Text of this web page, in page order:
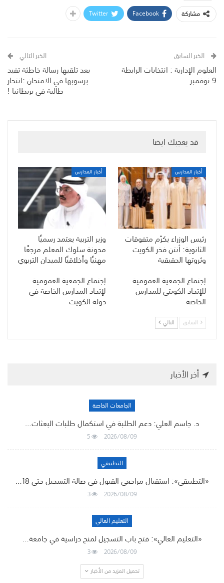
مشاركة
Facebook
Twitter
الخبر السابق
العلوم الإدارية : انتخابات الرابطة
9 نوفمبر
الخبر التالي
بعد تلقيها رسالة خاطئة تفيد
برسوبها في الامتحان :انتحار
طالبة في بريطانيا !
قد يعجبك ايضا
أخبار المدارس
رئيس الوزراء يكرّم متفوقات
الثانوية: أنتن فخر الكويت
وثروتها الحقيقية
أخبار المدارس
وزير التربية يعتمد رسميًا
مدونة سلوك المعلم مرجعًا
مهنيًا وأخلاقيًا للميدان التربوي
إجتماع الجمعية العمومية
للإتحاد الكويتي للمدارس
الخاصة
إجتماع الجمعية العمومية
لإتحاد المدارس الخاصة في
دولة الكويت
السابق التالي
أخر الأخبار
الجامعات الخاصة
د. جاسم العلي: دعم الطلبة في استكمال طلبات البعثات…
2026/08/09
5
التطبيقي
«التطبيقي»: استقبال مراجعي القبول في صالة التسجيل حتى 18…
2026/08/09
3
التعليم العالي
«التعليم العالي»: فتح باب التسجيل لمنح دراسية في جامعة…
2026/08/09
3
تحميل المزيد من الأخبار